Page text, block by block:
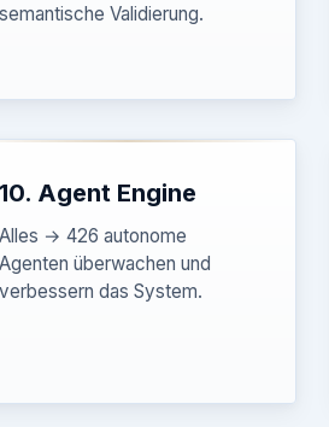
semantische Validierung.
10. Agent Engine
Alles → 426 autonome
Agenten überwachen und
verbessern das System.